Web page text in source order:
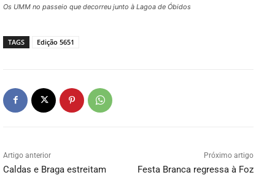
Os UMM no passeio que decorreu junto à Lagoa de Óbidos
TAGS Edição 5651
Artigo anterior
Caldas e Braga estreitam
Próximo artigo
Festa Branca regressa à Foz